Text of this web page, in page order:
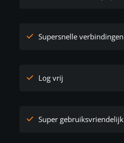
Supersnelle verbindingen
Log vrij
Super gebruiksvriendelijk